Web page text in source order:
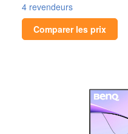
4 revendeurs
Comparer les prix